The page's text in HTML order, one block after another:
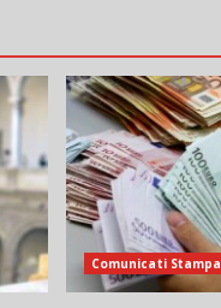
Comunicati Stampa